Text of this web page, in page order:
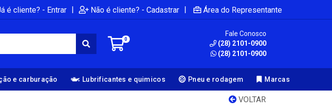
é cliente? - Entrar | Não é cliente? - Cadastrar | Área do Representante
0
Fale Conosco
(28) 2101-0900
(28) 2101-0900
e carburação Lubrificantes e quimicos Pneu e rodagem Marcas
VOLTAR